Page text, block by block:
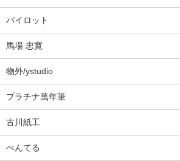
パイロット
馬場 忠寛
物外/ystudio
プラチナ萬年筆
古川紙工
ぺんてる